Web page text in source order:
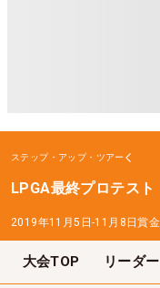
ステップ・アップ・ツアー
LPGA最終プロテスト
2019年11月5日-11月8日賞
大会TOP リーダ